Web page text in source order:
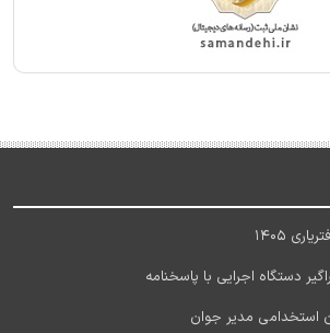
1405
دستگاه اجرایی با پاسخنامه
استخدامی مدیر جوان